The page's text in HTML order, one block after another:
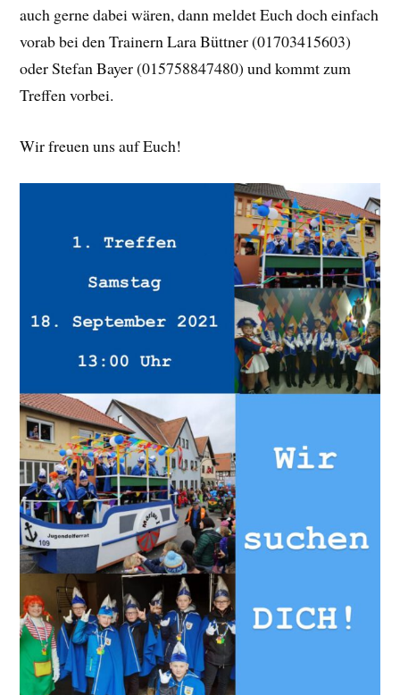
auch gerne dabei wären, dann meldet Euch doch einfach
vorab bei den Trainern Lara Büttner (01703415603)
oder Stefan Bayer (015758847480) und kommt zum
Treffen vorbei.
Wir freuen uns auf Euch!